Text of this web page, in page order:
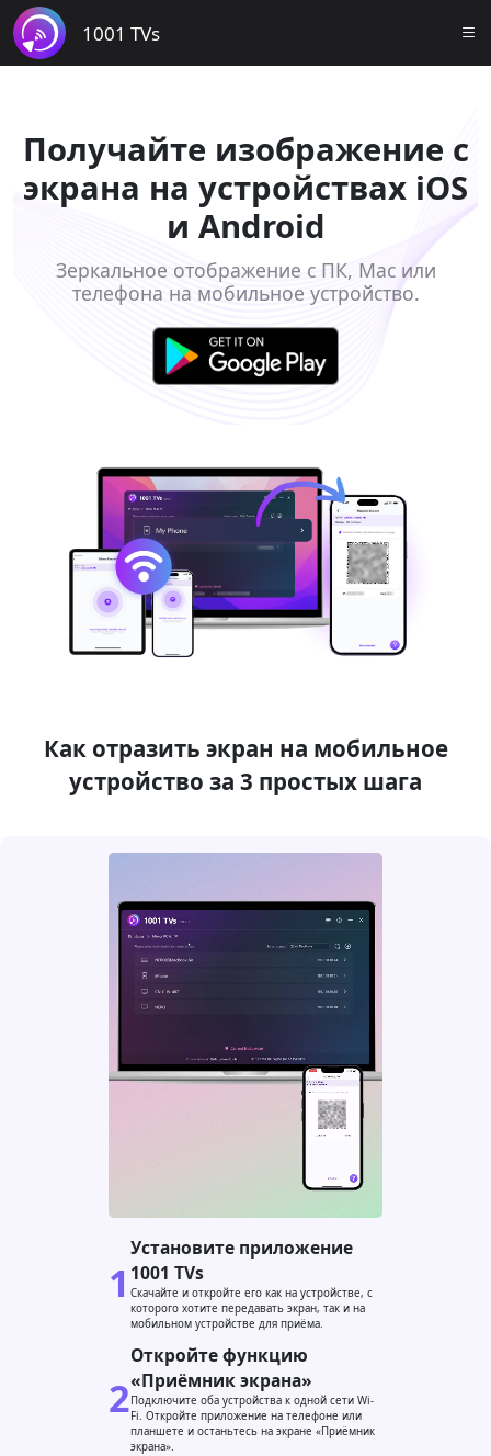
1001 TVs
Получайте изображение с
экрана на устройствах iOS
и Android
Зеркальное отображение с ПК, Mac или
телефона на мобильное устройство.
Как отразить экран на мобильное
устройство за 3 простых шага
1
Установите приложение
1001 TVs
Скачайте и откройте его как на устройстве, с
которого хотите передавать экран, так и на
мобильном устройстве для приёма.
2
Откройте функцию
«Приёмник экрана»
Подключите оба устройства к одной сети Wi-
Fi. Откройте приложение на телефоне или
планшете и останьтесь на экране «Приёмник
экрана».